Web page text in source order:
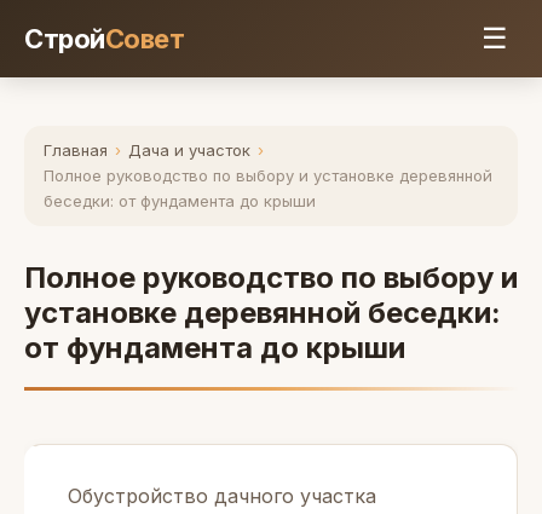
СтройСовет ☰
Главная › Дача и участок ›
Полное руководство по выбору и установке деревянной
беседки: от фундамента до крыши
Полное руководство по выбору и
установке деревянной беседки:
от фундамента до крыши
Обустройство дачного участка